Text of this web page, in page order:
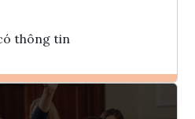
thông tin
Ghi danh